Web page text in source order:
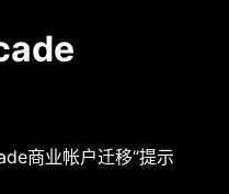
商业帐户迁移“提示